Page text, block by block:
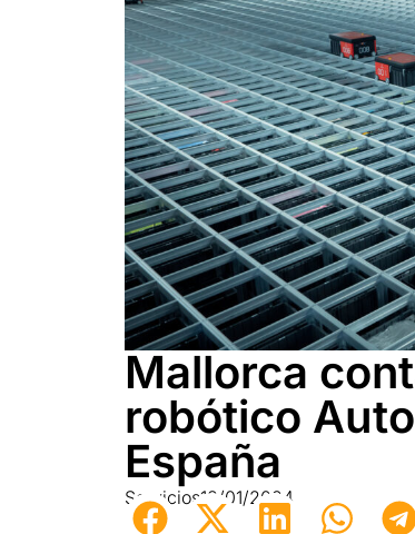
Mallorca
robótico
España
Servicios18/01/2024